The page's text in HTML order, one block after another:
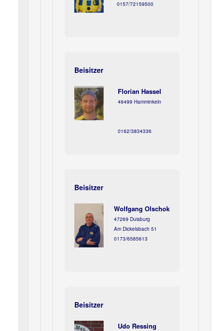
0157/72159500
Beisitzer
Florian Hassel
46499 Hamminkeln
0162/3834336
Beisitzer
Wolfgang Olschok
47269 Duisburg
Am Dickelsbach 51
0173/6585613
Beisitzer
Udo Ressing